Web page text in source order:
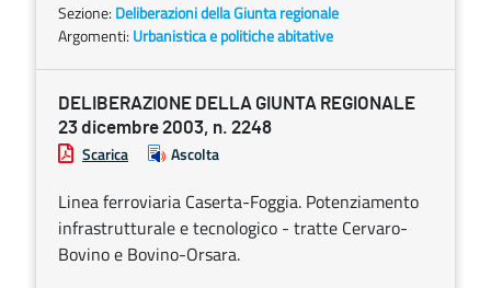
Sezione: Deliberazioni della Giunta regionale
Argomenti: Urbanistica e politiche abitative
DELIBERAZIONE DELLA GIUNTA REGIONALE
23 dicembre 2003, n. 2248
Scarica Ascolta
Linea ferroviaria Caserta-Foggia. Potenziamento
infrastrutturale e tecnologico - tratte Cervaro-
Bovino e Bovino-Orsara.